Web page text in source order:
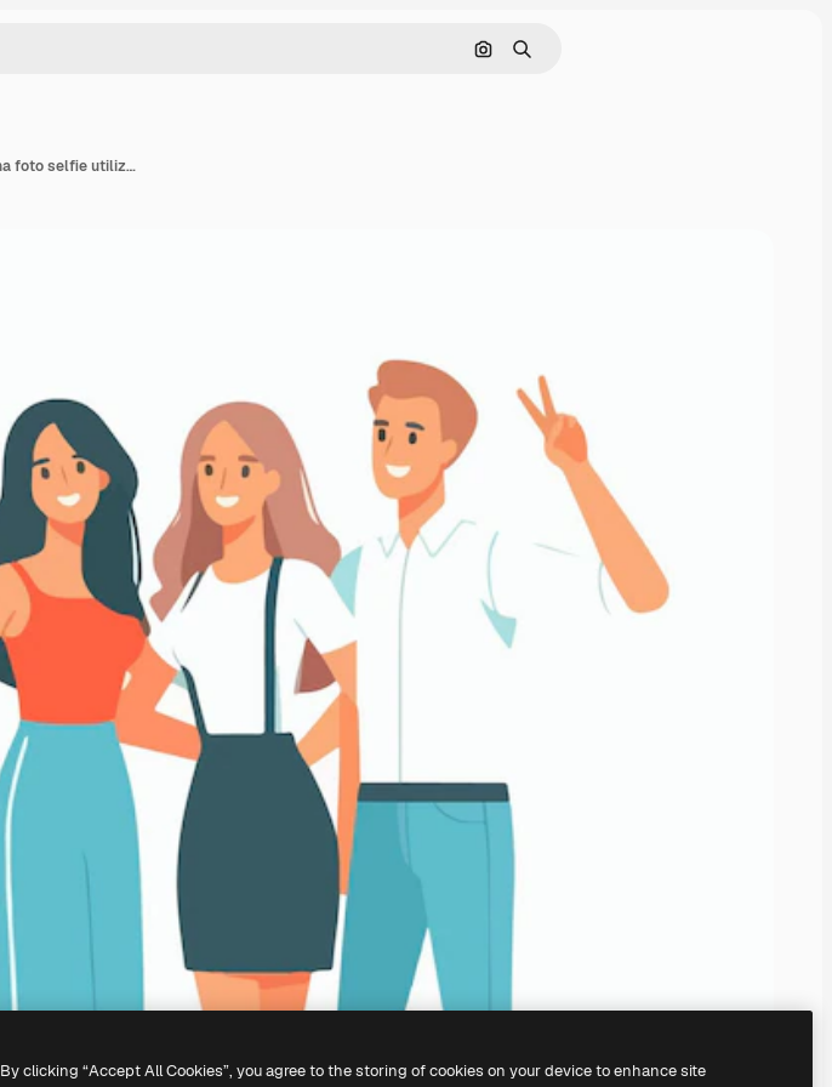
Cerca per immagine
Ricerca
Cartone animato di giovani che catturano il momento con una foto selfie utilizzando uno smartphone in stile flat design
By clicking “Accept All Cookies”, you agree to the storing of cookies on your device to enhance site